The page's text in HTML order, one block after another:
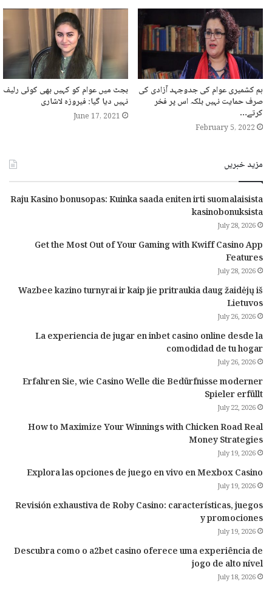
ہم کشمیری عوام کی جدوجہد آزادی کی
صرف حمایت نہیں بلکہ اس پر فخر
کرتے…
February 5, 2022
بجٹ میں عوام کو کہیں بھی کوئی رلیف
نہیں دیا گیا: فیروزہ لاشاری
June 17, 2021
مزید خبریں
Raju Kasino bonusopas: Kuinka saada eniten irti suomalaisista
kasinobonuksista
July 28, 2026
Get the Most Out of Your Gaming with Kwiff Casino App
Features
July 28, 2026
Wazbee kazino turnyrai ir kaip jie pritraukia daug žaidėjų iš
Lietuvos
July 26, 2026
La experiencia de jugar en inbet casino online desde la
comodidad de tu hogar
July 26, 2026
Erfahren Sie, wie Casino Welle die Bedürfnisse moderner
Spieler erfüllt
July 22, 2026
How to Maximize Your Winnings with Chicken Road Real
Money Strategies
July 19, 2026
Explora las opciones de juego en vivo en Mexbox Casino
July 19, 2026
Revisión exhaustiva de Roby Casino: características, juegos
y promociones
July 19, 2026
Descubra como o a2bet casino oferece uma experiência de
jogo de alto nível
July 18, 2026